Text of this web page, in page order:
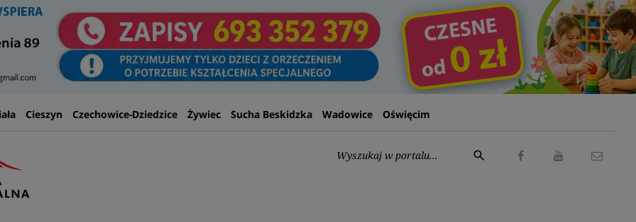
Cieszyn Czechowice-Dziedzice Żywiec Sucha Beskidzka Wadowice Oświęcim
Wyszukaj:
search